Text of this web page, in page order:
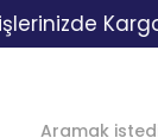
Kargo